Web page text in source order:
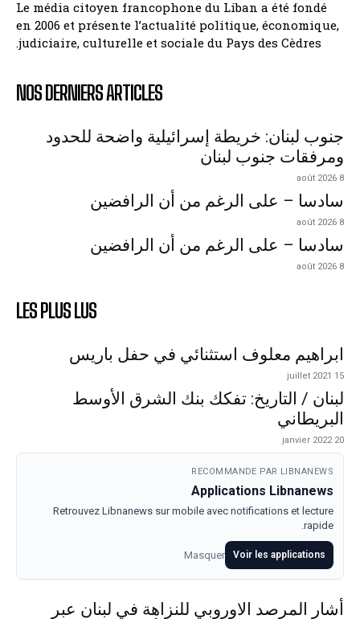
Le média citoyen francophone du Liban a été fondé
en 2006 et présente l’actualité politique, économique,
judiciaire, culturelle et sociale du Pays des Cèdres.
NOS DERNIERS ARTICLES
جنوب لبنان: خريطة إسرائيلية واضحة للحدود
ومرفقات جنوب لبنان
8 août 2026
سادسا – على الرغم من أن الرافضين
8 août 2026
سادسا – على الرغم من أن الرافضين
8 août 2026
LES PLUS LUS
ابراهيم معلوف استثنائي في حفل باريس
15 juillet 2021
لبنان / التاريخ: تفكك بنك الشرق الأوسط
البريطاني
20 janvier 2022
RECOMMANDE PAR LIBNANEWS
Applications Libnanews
Retrouvez Libnanews sur mobile avec notifications et lecture
rapide.
Voir les applications
Masquer
أشار المرصد الاوروبي للنزاهة في لبنان عبر